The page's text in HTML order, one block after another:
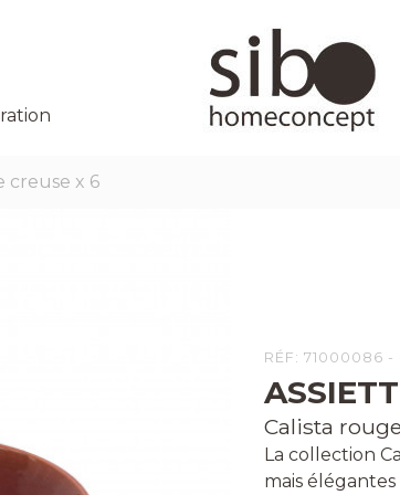
creuse x 6
RÉF: 71000086 -
Calista
La collection
mais